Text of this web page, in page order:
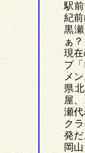
駅
紀
黒
ぁ
現
プ
メ
県
屋
瀬
ク
発
岡